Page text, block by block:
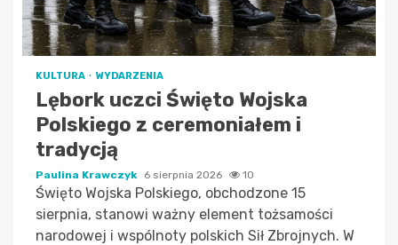
KULTURA WYDARZENIA
Lębork uczci Święto Wojska
Polskiego z ceremoniałem i
tradycją
Paulina Krawczyk 6 sierpnia 2026 10
Święto Wojska Polskiego, obchodzone 15
sierpnia, stanowi ważny element tożsamości
narodowej i wspólnoty polskich Sił Zbrojnych. W